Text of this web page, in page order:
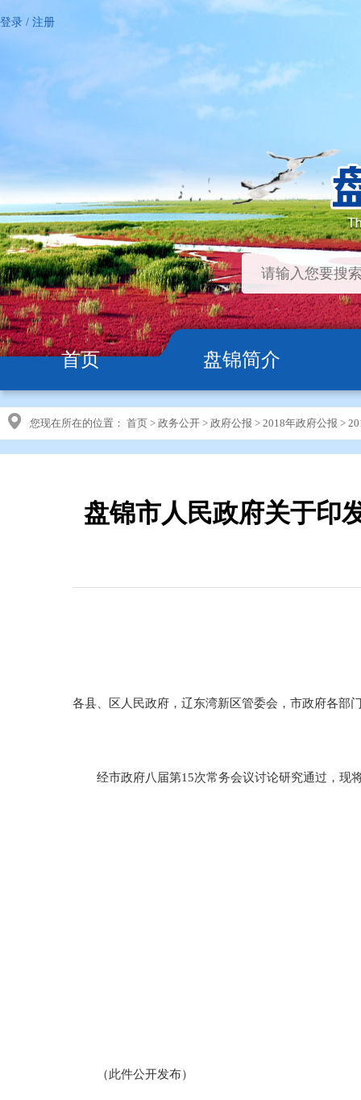
登录 / 注册
首页 盘锦简介
您现在所在的位置： 首页 > 政务公开 > 政府公报 > 2018年政府公报 >
盘锦市人民政府关于印
各县、区人民政府，辽东湾新区管委会，市政府各部
经市政府八届第15次常务会议讨论研究通过，现
（此件公开发布）